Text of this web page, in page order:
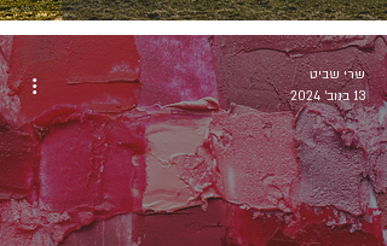
שרי שביט
13 בנוב׳ 2024